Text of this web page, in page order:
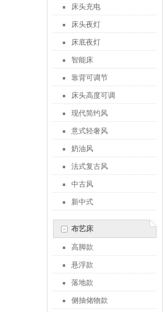
床头充电
床头夜灯
床底夜灯
智能床
靠背可调节
床头高度可调
现代简约风
意式轻奢风
奶油风
法式复古风
中古风
新中式
布艺床
高脚款
悬浮款
落地款
侧抽储物款